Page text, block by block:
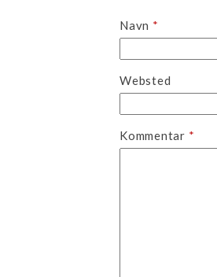
Navn *
Websted
Kommentar *